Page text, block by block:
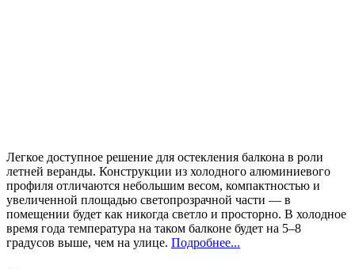
Легкое доступное решение для остекления балкона в роли
летней веранды. Конструкции из холодного алюминиевого
профиля отличаются небольшим весом, компактностью и
увеличенной площадью светопрозрачной части — в
помещении будет как никогда светло и просторно. В холодное
время года температура на таком балконе будет на 5–8
градусов выше, чем на улице. Подробнее...